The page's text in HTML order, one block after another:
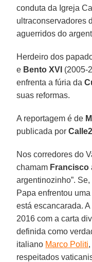
conduta da Igreja
ultraconservadores
aguerridos do
Herdeiro dos
e Bento XVI (2005-
enfrenta a fúria da
suas reformas.
A reportagem é de
publicada porCalle2
Nos corredores do
chamam Francisco
argentinozinho”.
Papa enfrentou
está escancarada.
2016 com a carta
definida como
italiano Marco Politi
respeitados